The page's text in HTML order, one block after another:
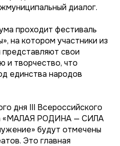
диалог.
проходит фестиваль
на котором участники из
свои
и творчество, что
единства народов
дня III Всероссийского
«МАЛАЯ РОДИНА — СИЛА
будут отмечены
Это главная